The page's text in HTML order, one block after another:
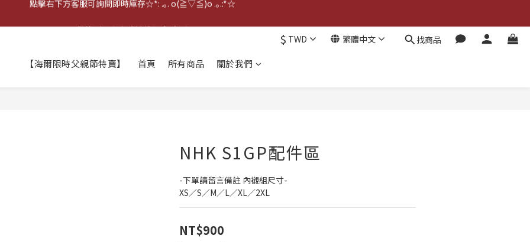
歡迎到門市實體試戴(❁´◡`❁)
$ TWD 繁體中文 找商品
【海爾限時父親節特賣】 首頁 所有商品 關於我們
NHK S1GP配件區
-下單請留言備註 內襯組尺寸-
XS／S／M／L／XL／2XL
NT$900